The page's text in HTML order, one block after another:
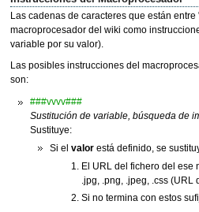
Las cadenas de caracteres que están
macroprocesador del wiki como
variable por su valor).
Las posibles instrucciones del
son:
###vvvv###
Sustitución de variable, búsqueda de
Sustituye:
Si el valorestá definido, se
El URL del fichero del ese
.jpg, .png, .jpeg, .css
Si no termina con estos